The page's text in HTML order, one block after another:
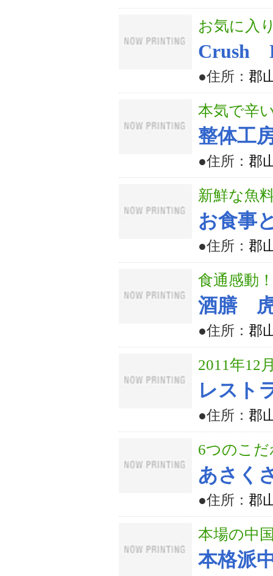
お気に入
Crush
●住所： 郡
本気で辛
整体工
●住所： 郡
新鮮な魚
お食事
●住所： 郡
食通感動
酒膳
●住所： 郡
2011年12
レスト
●住所： 郡
6つのこ
あさく
●住所： 郡
本場の中
本格派